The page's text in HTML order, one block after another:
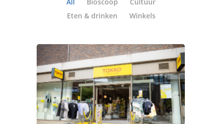
Eten & drinken
Winkels